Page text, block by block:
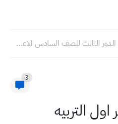
جدول الدور الثالث للصف السادس الاعدادي 2025
3
التربيه